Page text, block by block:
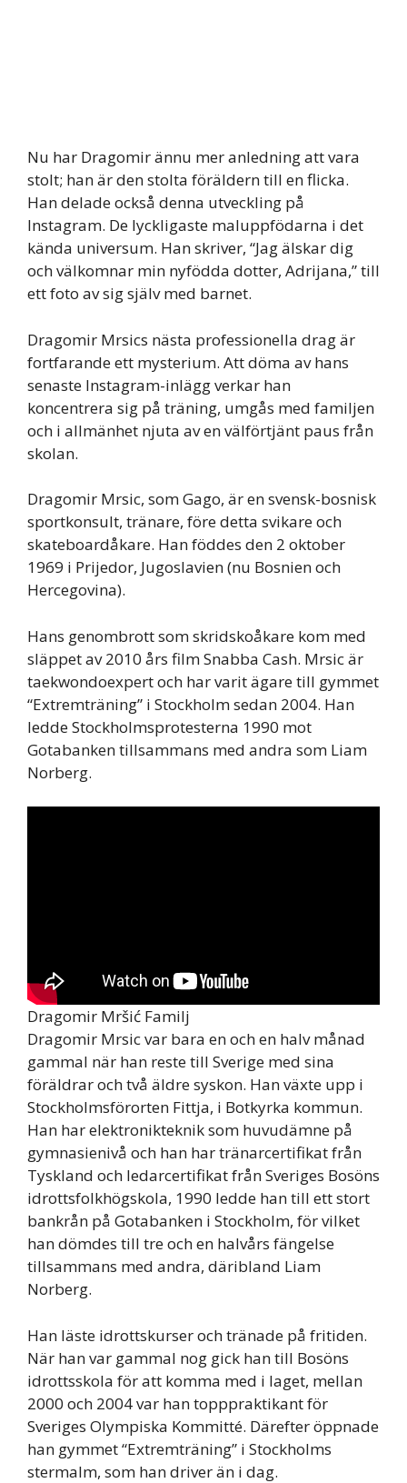
Nu har Dragomir ännu mer anledning att vara
stolt; han är den stolta föräldern till en flicka.
Han delade också denna utveckling på
Instagram. De lyckligaste maluppfödarna i det
kända universum. Han skriver, “Jag älskar dig
och välkomnar min nyfödda dotter, Adrijana,” till
ett foto av sig själv med barnet.
Dragomir Mrsics nästa professionella drag är
fortfarande ett mysterium. Att döma av hans
senaste Instagram-inlägg verkar han
koncentrera sig på träning, umgås med familjen
och i allmänhet njuta av en välförtjänt paus från
skolan.
Dragomir Mrsic, som Gago, är en svensk-bosnisk
sportkonsult, tränare, före detta svikare och
skateboardåkare. Han föddes den 2 oktober
1969 i Prijedor, Jugoslavien (nu Bosnien och
Hercegovina).
Hans genombrott som skridskoåkare kom med
släppet av 2010 års film Snabba Cash. Mrsic är
taekwondoexpert och har varit ägare till gymmet
“Extremträning” i Stockholm sedan 2004. Han
ledde Stockholmsprotesterna 1990 mot
Gotabanken tillsammans med andra som Liam
Norberg.
Dragomir Mršić Familj
Dragomir Mrsic var bara en och en halv månad
gammal när han reste till Sverige med sina
föräldrar och två äldre syskon. Han växte upp i
Stockholmsförorten Fittja, i Botkyrka kommun.
Han har elektronikteknik som huvudämne på
gymnasienivå och han har tränarcertifikat från
Tyskland och ledarcertifikat från Sveriges Bosöns
idrottsfolkhögskola, 1990 ledde han till ett stort
bankrån på Gotabanken i Stockholm, för vilket
han dömdes till tre och en halvårs fängelse
tillsammans med andra, däribland Liam
Norberg.
Han läste idrottskurser och tränade på fritiden.
När han var gammal nog gick han till Bosöns
idrottsskola för att komma med i laget, mellan
2000 och 2004 var han topppraktikant för
Sveriges Olympiska Kommitté. Därefter öppnade
han gymmet “Extremträning” i Stockholms
stermalm, som han driver än i dag.